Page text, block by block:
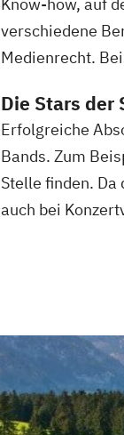
verschiedene
Medienrecht.
Die Stars der
Erfolgreiche
Bands. Zum
Stelle finden.
auch bei